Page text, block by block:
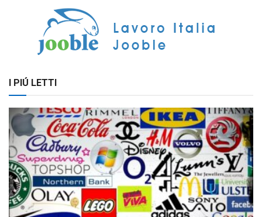
I PIÚ LETTI